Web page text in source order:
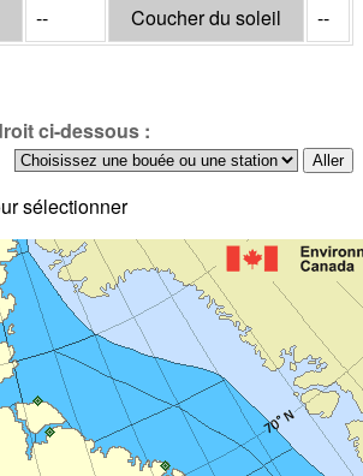
-- Coucher du soleil --
ci-dessous :
sélectionner